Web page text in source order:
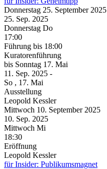
Donnerstag 25. September 2025
25. Sep. 2025
Donnerstag Do
17:00
Führung bis 18:00
Kuratorenführung
bis Sonntag 17. Mai
11. Sep. 2025 -
So , 17. Mai
Ausstellung
Leopold Kessler
Mittwoch 10. September 2025
10. Sep. 2025
Mittwoch Mi
18:30
Eröffnung
Leopold Kessler
für Insider: Publikumsmagnet